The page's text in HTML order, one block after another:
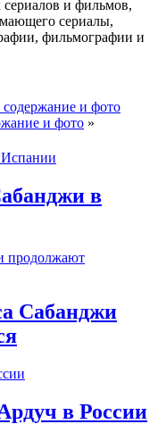
и фото
и фото »
в
Сабанджи
в России